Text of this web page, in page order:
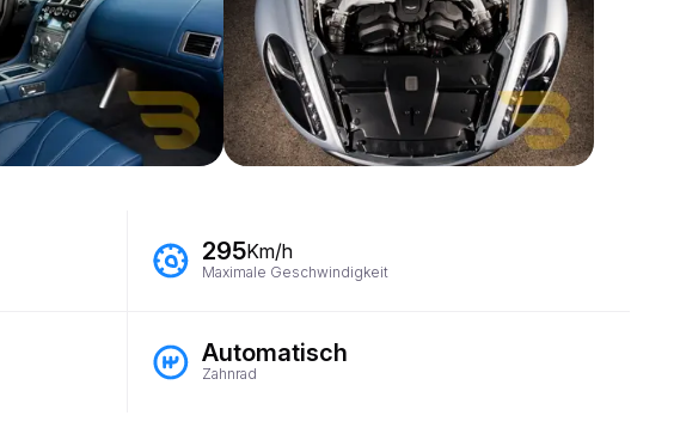
295Km/h
Maximale Geschwindigkeit
Automatisch
Zahnrad